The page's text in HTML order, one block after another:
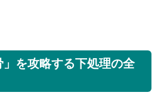
を攻略する下処理の全